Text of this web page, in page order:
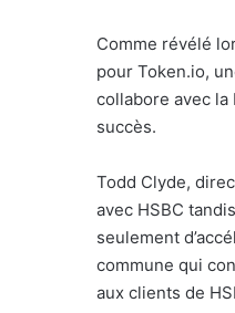
Comme révélé
pour Token.io,
collabore avec la
succès.
Todd Clyde,
avec HSBC
seulement
commune qui
aux clients de